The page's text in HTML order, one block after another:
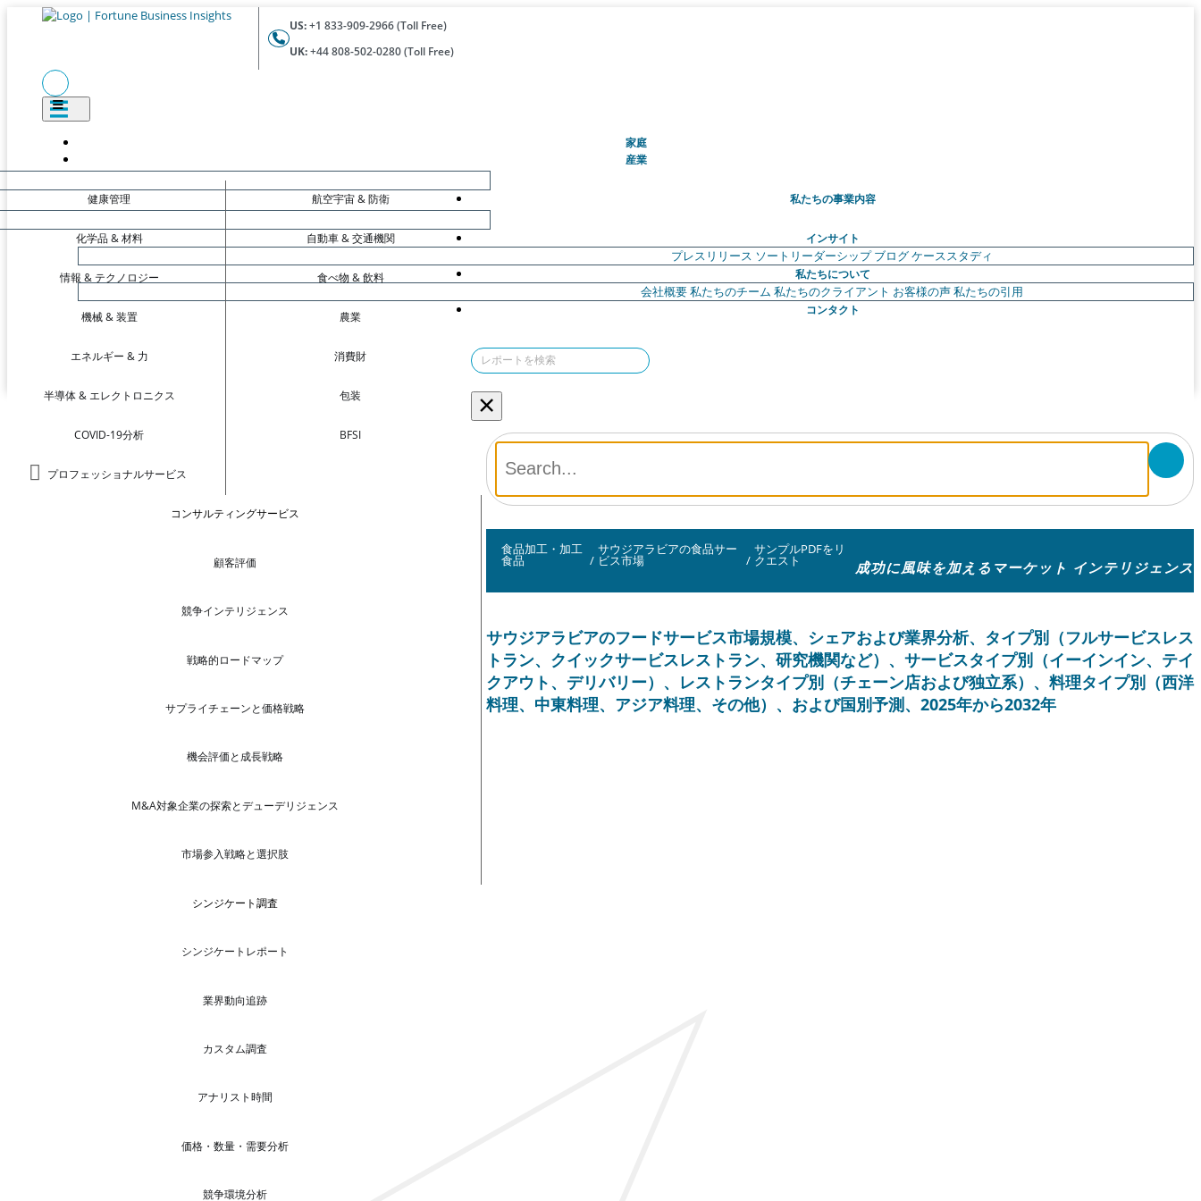
US:+1 833-909-2966 (Toll Free)
UK:+44 808-502-0280 (Toll Free)
家庭(現在)
産業
健康管理
化学品 & 材料
情報 & テクノロジー
機械 & 装置
エネルギー & 力
半導体 & エレクトロニクス
COVID-19分析
プロフェッショナルサービス
航空宇宙 & 防衛
自動車 & 交通機関
食べ物 & 飲料
農業
消費財
包装
BFSI
私たちの事業内容
コンサルティングサービス
顧客評価
競争インテリジェンス
戦略的ロードマップ
サプライチェーンと価格戦略
機会評価と成長戦略
M&A対象企業の探索とデューデリジェンス
市場参入戦略と選択肢
シンジケート調査
シンジケートレポート
業界動向追跡
カスタム調査
アナリスト時間
価格・数量・需要分析
競争環境分析
インサイト
プレスリリース ソートリーダーシップ ブログケーススタディ
私たちについて
会社概要私たちのチーム 私たちのクライアント お客様の声私たちの引用
コンタクト
×
食品加工・加工
食品 /
サウジアラビアの食品サー
ビス市場 /
サンプルPDFをリ
クエスト 成功に風味を加えるマーケット インテリジェンス
サウジアラビアのフードサービス市場規模、シェアおよび業界分析、タイプ別（フルサービスレス
トラン、クイックサービスレストラン、研究機関など）、サービスタイプ別（イーインイン、テイ
クアウト、デリバリー）、レストランタイプ別（チェーン店および独立系）、料理タイプ別（西洋
料理、中東料理、アジア料理、その他）、および国別予測、2025年から2032年